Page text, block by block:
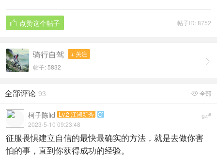
帖子ID: 8752
 点赞这个帖子

骑行自驾
+ 关注
帖子: 5832
 全部
全部评论 93
94#
柯子陈lid Lv.2 江湖新秀 
2023-5-10 09:23:48
征服畏惧建立自信的最快最确实的方法，就是去做你害
怕的事，直到你获得成功的经验。